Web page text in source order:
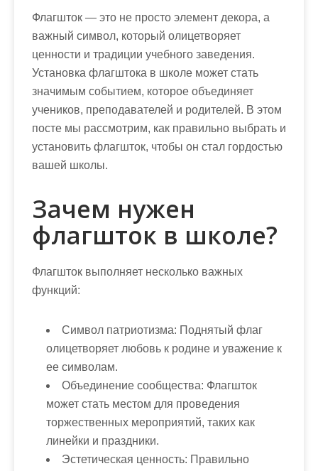
Флагшток — это не просто элемент декора, а
важный символ, который олицетворяет
ценности и традиции учебного заведения.
Установка флагштока в школе может стать
значимым событием, которое объединяет
учеников, преподавателей и родителей. В этом
посте мы рассмотрим, как правильно выбрать и
установить флагшток, чтобы он стал гордостью
вашей школы.
Зачем нужен
флагшток в школе?
Флагшток выполняет несколько важных
функций:
Символ патриотизма: Поднятый флаг
олицетворяет любовь к родине и уважение к
ее символам.
Объединение сообщества: Флагшток
может стать местом для проведения
торжественных мероприятий, таких как
линейки и праздники.
Эстетическая ценность: Правильно